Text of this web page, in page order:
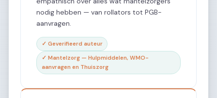
nodig hebben — van rollators tot PGB-
aanvragen.
✓ Geverifieerd auteur
✓ Mantelzorg — Hulpmiddelen, WMO-
aanvragen en Thuiszorg